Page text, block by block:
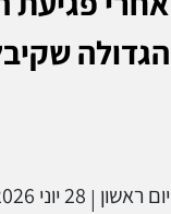
הגדולה
יום ראשון | 28 יוני 2026